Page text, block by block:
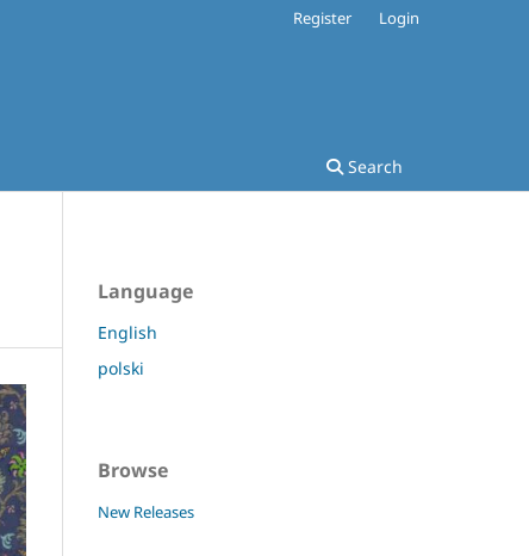
Search
Register Login
Language
English
polski
Browse
New Releases